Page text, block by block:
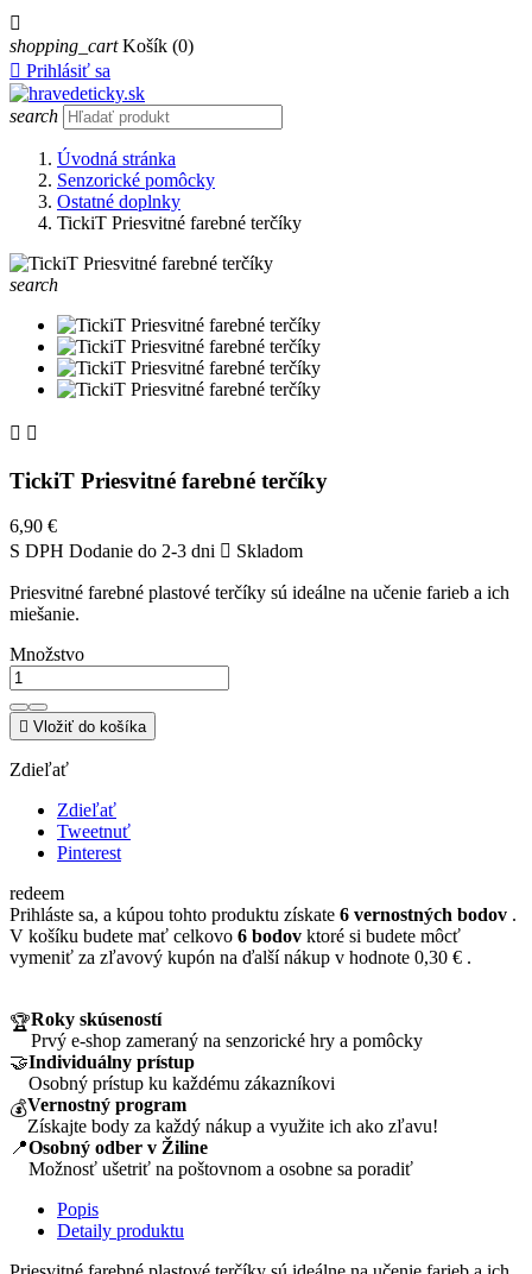

shopping_cart Košík (0)
 Prihlásiť sa
search
Úvodná stránka
Senzorické pomôcky
Ostatné doplnky
TickiT Priesvitné farebné terčíky
search
 
TickiT Priesvitné farebné terčíky
6,90 €
S DPH Dodanie do 2-3 dni  Skladom
Priesvitné farebné plastové terčíky sú ideálne na učenie farieb a ich
miešanie.
Množstvo
 Vložiť do košíka
Zdieľať
Zdieľať
Tweetnuť
Pinterest
redeem
Prihláste sa, a kúpou tohto produktu získate 6 vernostných bodov .
V košíku budete mať celkovo 6 bodov ktoré si budete môcť
vymeniť za zľavový kupón na ďalší nákup v hodnote 0,30 € .
🏆Roky skúseností
Prvý e-shop zameraný na senzorické hry a pomôcky
🤝Individuálny prístup
Osobný prístup ku každému zákazníkovi
💰Vernostný program
Získajte body za každý nákup a využite ich ako zľavu!
📍Osobný odber v Žiline
Možnosť ušetriť na poštovnom a osobne sa poradiť
Popis
Detaily produktu